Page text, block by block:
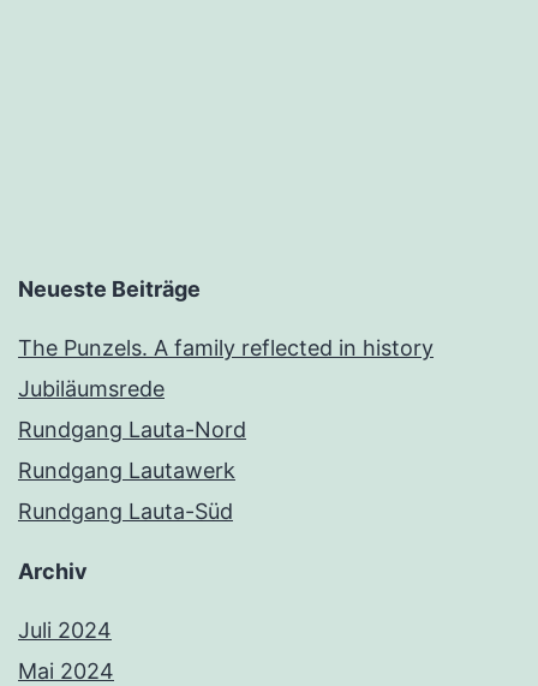
Neueste Beiträge
The Punzels. A family reflected in history
Jubiläumsrede
Rundgang Lauta-Nord
Rundgang Lautawerk
Rundgang Lauta-Süd
Archiv
Juli 2024
Mai 2024